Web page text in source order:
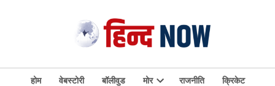
होम वेबस्टोरी बॉलीवुड मोर राजनीति क्रिकेट